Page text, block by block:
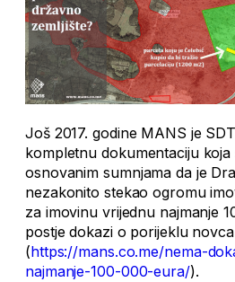
Još 2017. godine MANS je
kompletnu dokumentaciju koja
osnovanim sumnjama da je
nezakonito stekao ogromu
za imovinu vrijednu najmanje
postje dokazi o porijeklu
(https://mans.co.me/nema-
najmanje-100-000-eura/).